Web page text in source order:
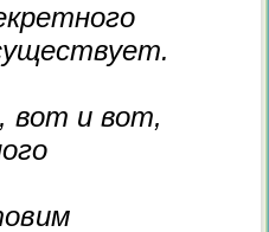
вот и вот,